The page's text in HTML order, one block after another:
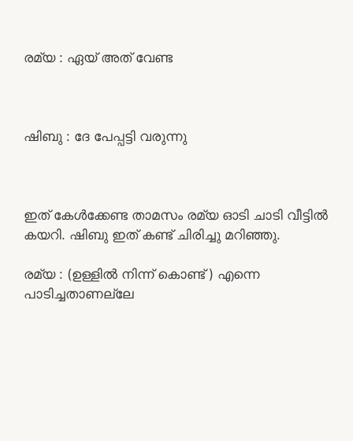
രമ്യ : ഏയ് അത് വേണ്ട
ഷിബു : ദേ പേപ്പട്ടി വരുന്നു
ഇത് കേൾക്കേണ്ട താമസം രമ്യ ഓടി ചാടി വീട്ടിൽ
കയറി. ഷിബു ഇത് കണ്ട് ചിരിച്ചു മറിഞ്ഞു.
രമ്യ : (ഉള്ളിൽ നിന്ന് കൊണ്ട് ) എന്നെ
പാടിച്ചതാണല്ലേ